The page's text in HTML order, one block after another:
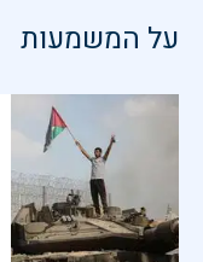
על המשמעות